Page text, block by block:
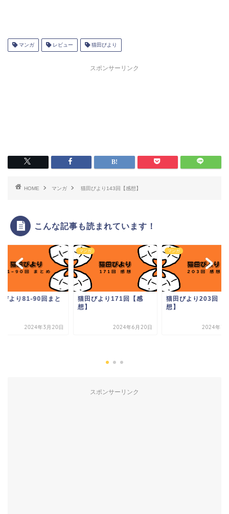
マンガ レビュー 猫田びより
スポンサーリンク
HOME マンガ 猫田びより143回【感想】
こんな記事も読まれています！
びより81-90回まと
2024年3月20日
マンガ
猫田びより171回【感
想】
2024年6月20日
マンガ
猫田びより203回【
想】
2024年7
スポンサーリンク